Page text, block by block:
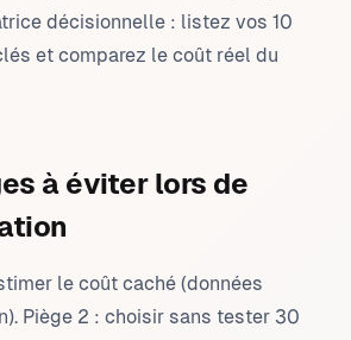
décisionnelle : listez vos 10
et comparez le coût réel du
à éviter lors de
le coût caché (données
Piège 2 : choisir sans tester 30